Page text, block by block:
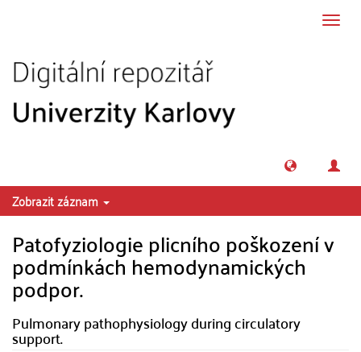
Zobrazit záznam
Patofyziologie plicního poškození v
podmínkách hemodynamických
podpor.
Pulmonary pathophysiology during circulatory
support.